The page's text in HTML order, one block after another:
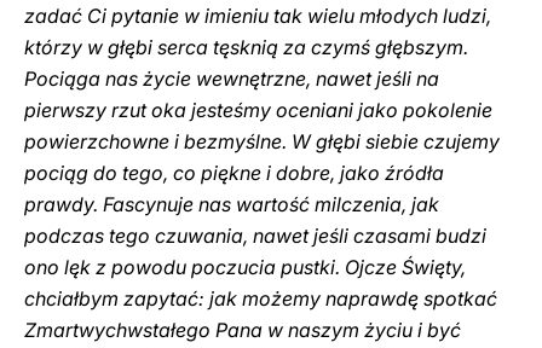
zadać Ci pytanie w imieniu tak wielu młodych ludzi,
którzy w głębi serca tęsknią za czymś głębszym.
Pociąga nas życie wewnętrzne, nawet jeśli na
pierwszy rzut oka jesteśmy oceniani jako pokolenie
powierzchowne i bezmyślne. W głębi siebie czujemy
pociąg do tego, co piękne i dobre, jako źródła
prawdy. Fascynuje nas wartość milczenia, jak
podczas tego czuwania, nawet jeśli czasami budzi
ono lęk z powodu poczucia pustki. Ojcze Święty,
chciałbym zapytać: jak możemy naprawdę spotkać
Zmartwychwstałego Pana w naszym życiu i być